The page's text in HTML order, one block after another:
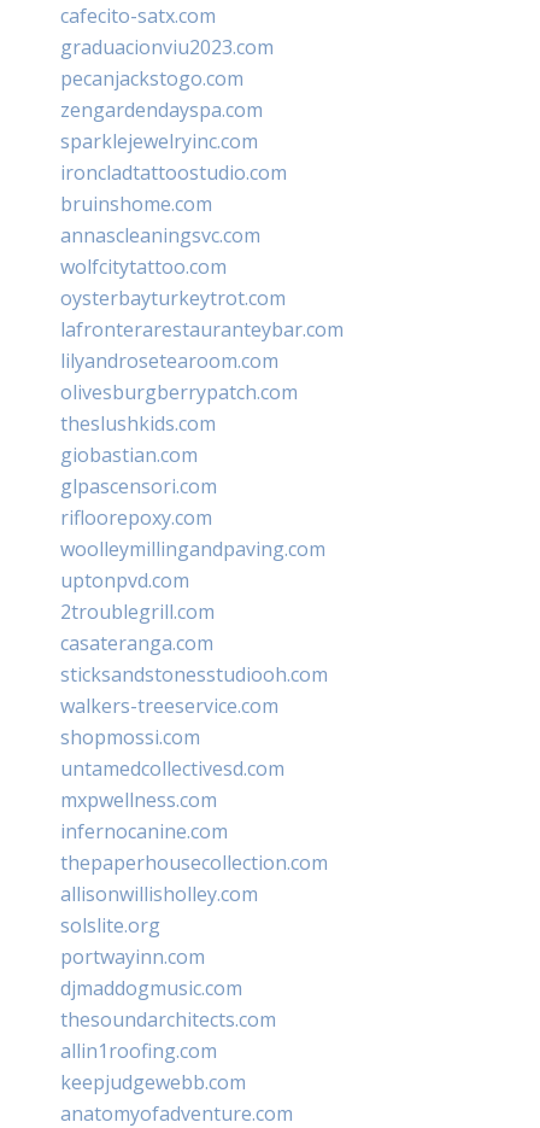
cafecito-satx.com
graduacionviu2023.com
pecanjackstogo.com
zengardendayspa.com
sparklejewelryinc.com
ironcladtattoostudio.com
bruinshome.com
annascleaningsvc.com
wolfcitytattoo.com
oysterbayturkeytrot.com
lafronterarestauranteybar.com
lilyandrosetearoom.com
olivesburgberrypatch.com
theslushkids.com
giobastian.com
glpascensori.com
rifloorepoxy.com
woolleymillingandpaving.com
uptonpvd.com
2troublegrill.com
casateranga.com
sticksandstonesstudiooh.com
walkers-treeservice.com
shopmossi.com
untamedcollectivesd.com
mxpwellness.com
infernocanine.com
thepaperhousecollection.com
allisonwillisholley.com
solslite.org
portwayinn.com
djmaddogmusic.com
thesoundarchitects.com
allin1roofing.com
keepjudgewebb.com
anatomyofadventure.com